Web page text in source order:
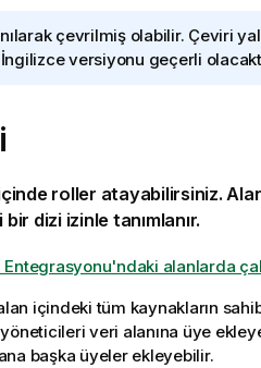
çevrilmiş olabilir. Çeviri
versiyonu geçerli
roller atayabilirsiniz.
dizi izinle tanımlanır.
Entegrasyonu'ndaki alanlarda
içindeki tüm kaynakların
veri alanına üye
başka üyeler ekleyebilir.